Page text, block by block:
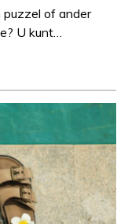
puzzel of ander
U kunt…